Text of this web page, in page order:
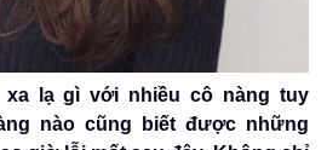
lạ gì với nhiều cô nàng tuy
nào cũng biết được những